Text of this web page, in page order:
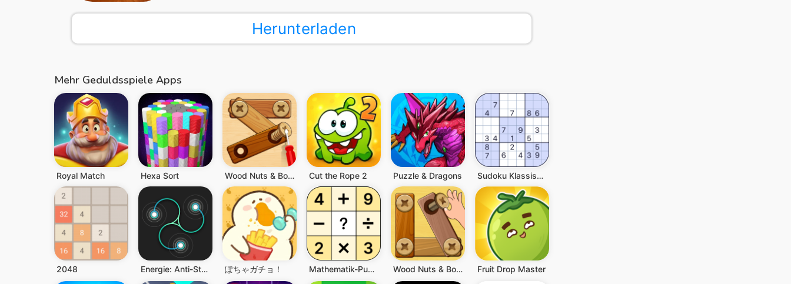
Herunterladen
Mehr Geduldsspiele Apps
Royal Match Hexa Sort Wood Nuts & Bolts, Screw Cut the Rope 2 Puzzle & Dragons Sudoku Klassische Puzzlespiele
2048 Energie: Anti-Stress-Schlaufen ぽちゃガチョ！ Mathematik-Puzzles - Crossmath Wood Nuts & Bolts Puzzle Fruit Drop Master